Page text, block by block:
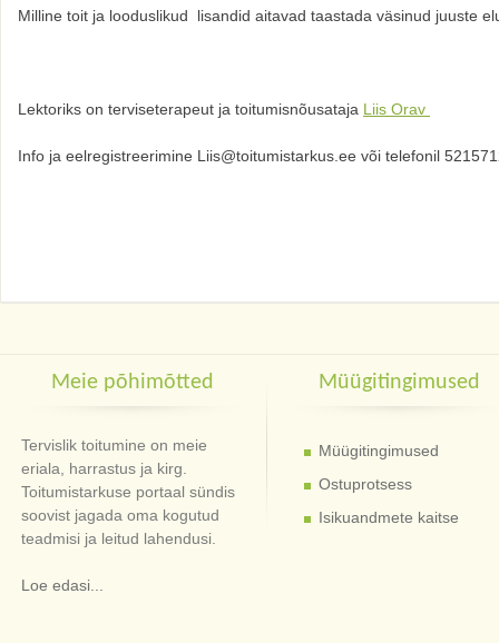
Milline toit ja looduslikud lisandid aitavad taastada väsinud juuste
Lektoriks on terviseterapeut ja toitumisnõusataja Liis Orav
Info ja eelregistreerimine Liis@toitumistarkus.ee või telefonil
Meie põhimõtted
Tervislik toitumine on meie
eriala, harrastus ja kirg.
Toitumistarkuse portaal sündis
soovist jagada oma kogutud
teadmisi ja leitud lahendusi.
Loe edasi...
Müügitingimused
Müügitingimused
Ostuprotsess
Isikuandmete kaitse